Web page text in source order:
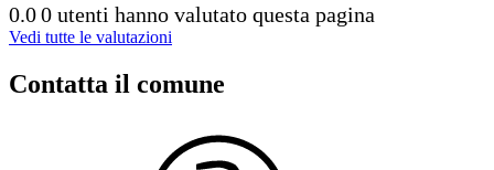
0.00 utenti hanno valutato questa pagina
Vedi tutte le valutazioni
Contatta il comune